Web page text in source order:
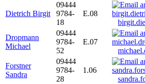
Dietrich Birgit
09444
9784-
18
E.08
Dropmann
Michael
09444
9784-
52
E.07
Forstner
Sandra
09444
9784-
28
1.06